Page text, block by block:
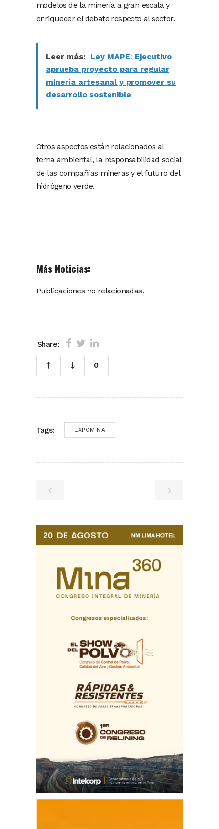
modelos de la minería a gran escala y
enriquecer el debate respecto al sector.
Leer más:
Ley MAPE: Ejecutivo
aprueba proyecto para regular
minería artesanal y promover su
desarrollo sostenible
Otros aspectos están relacionados al
tema ambiental, la responsabilidad social
de las compañías mineras y el futuro del
hidrógeno verde.
Más Noticias:
Publicaciones no relacionadas.
Share:
0
Tags: EXPOMINA